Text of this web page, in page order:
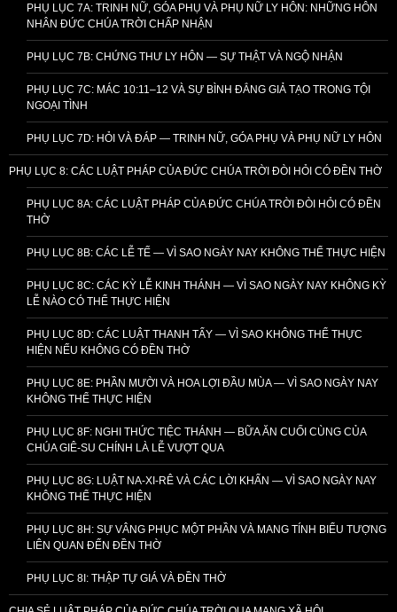
PHỤ LỤC 7A: TRINH NỮ, GÓA PHỤ VÀ PHỤ NỮ LY HÔN: NHỮNG HÔN
NHÂN ĐỨC CHÚA TRỜI CHẤP NHẬN
PHỤ LỤC 7B: CHỨNG THƯ LY HÔN — SỰ THẬT VÀ NGỘ NHẬN
PHỤ LỤC 7C: MÁC 10:11–12 VÀ SỰ BÌNH ĐẲNG GIẢ TẠO TRONG TỘI
NGOẠI TÌNH
PHỤ LỤC 7D: HỎI VÀ ĐÁP — TRINH NỮ, GÓA PHỤ VÀ PHỤ NỮ LY HÔN
PHỤ LỤC 8: CÁC LUẬT PHÁP CỦA ĐỨC CHÚA TRỜI ĐÒI HỎI CÓ ĐỀN THỜ
PHỤ LỤC 8A: CÁC LUẬT PHÁP CỦA ĐỨC CHÚA TRỜI ĐÒI HỎI CÓ ĐỀN
THỜ
PHỤ LỤC 8B: CÁC LỄ TẾ — VÌ SAO NGÀY NAY KHÔNG THỂ THỰC HIỆN
PHỤ LỤC 8C: CÁC KỲ LỄ KINH THÁNH — VÌ SAO NGÀY NAY KHÔNG KỲ
LỄ NÀO CÓ THỂ THỰC HIỆN
PHỤ LỤC 8D: CÁC LUẬT THANH TẨY — VÌ SAO KHÔNG THỂ THỰC
HIỆN NẾU KHÔNG CÓ ĐỀN THỜ
PHỤ LỤC 8E: PHẦN MƯỜI VÀ HOA LỢI ĐẦU MÙA — VÌ SAO NGÀY NAY
KHÔNG THỂ THỰC HIỆN
PHỤ LỤC 8F: NGHI THỨC TIỆC THÁNH — BỮA ĂN CUỐI CÙNG CỦA
CHÚA GIÊ-SU CHÍNH LÀ LỄ VƯỢT QUA
PHỤ LỤC 8G: LUẬT NA-XI-RÊ VÀ CÁC LỜI KHẤN — VÌ SAO NGÀY NAY
KHÔNG THỂ THỰC HIỆN
PHỤ LỤC 8H: SỰ VÂNG PHỤC MỘT PHẦN VÀ MANG TÍNH BIỂU TƯỢNG
LIÊN QUAN ĐẾN ĐỀN THỜ
PHỤ LỤC 8I: THẬP TỰ GIÁ VÀ ĐỀN THỜ